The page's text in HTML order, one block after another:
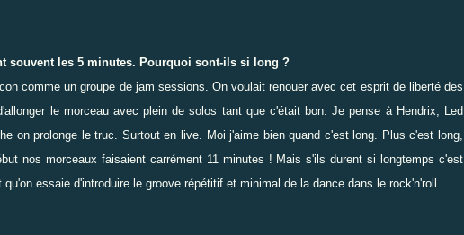
souvent les 5 minutes. Pourquoi sont-ils si long ?
comme un groupe de jam sessions. On voulait renouer avec cet esprit de liberté des
le morceau avec plein de solos tant que c'était bon. Je pense à Hendrix, Led
on prolonge le truc. Surtout en live. Moi j'aime bien quand c'est long. Plus c'est long,
nos morceaux faisaient carrément 11 minutes ! Mais s'ils durent si longtemps c'est
essaie d'introduire le groove répétitif et minimal de la dance dans le rock'n'roll.